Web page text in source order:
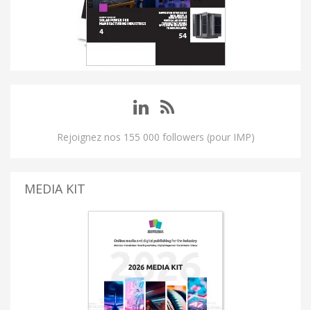
Rejoignez nos 155 000 followers (pour IMP)
MEDIA KIT